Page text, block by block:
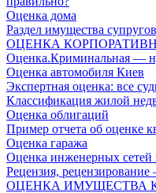
Оценка дома
Раздел имущества
ОЦЕНКА
Оценка.Криминальная —
Оценка автомобиля Киев
Экспертная оценка: все
Классификация жилой
Оценка облигаций
Пример отчета об оценке
Оценка гаража
Оценка инженерных сетей
Рецензия, рецензирование
ОЦЕНКА ИМУЩЕСТВА